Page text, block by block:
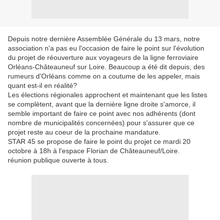
Depuis notre dernière Assemblée Générale du 13 mars, notre
association n'a pas eu l'occasion de faire le point sur l'évolution
du projet de réouverture aux voyageurs de la ligne ferroviaire
Orléans-Châteauneuf sur Loire. Beaucoup a été dit depuis, des
rumeurs d'Orléans comme on a coutume de les appeler, mais
quant est-il en réalité?
Les élections régionales approchent et maintenant que les listes
se complètent, avant que la dernière ligne droite s'amorce, il
semble important de faire ce point avec nos adhérents (dont
nombre de municipalités concernées) pour s'assurer que ce
projet reste au coeur de la prochaine mandature.
STAR 45 se propose de faire le point du projet ce mardi 20
octobre à 18h à l'espace Florian de Châteauneuf/Loire.
réunion publique ouverte à tous.